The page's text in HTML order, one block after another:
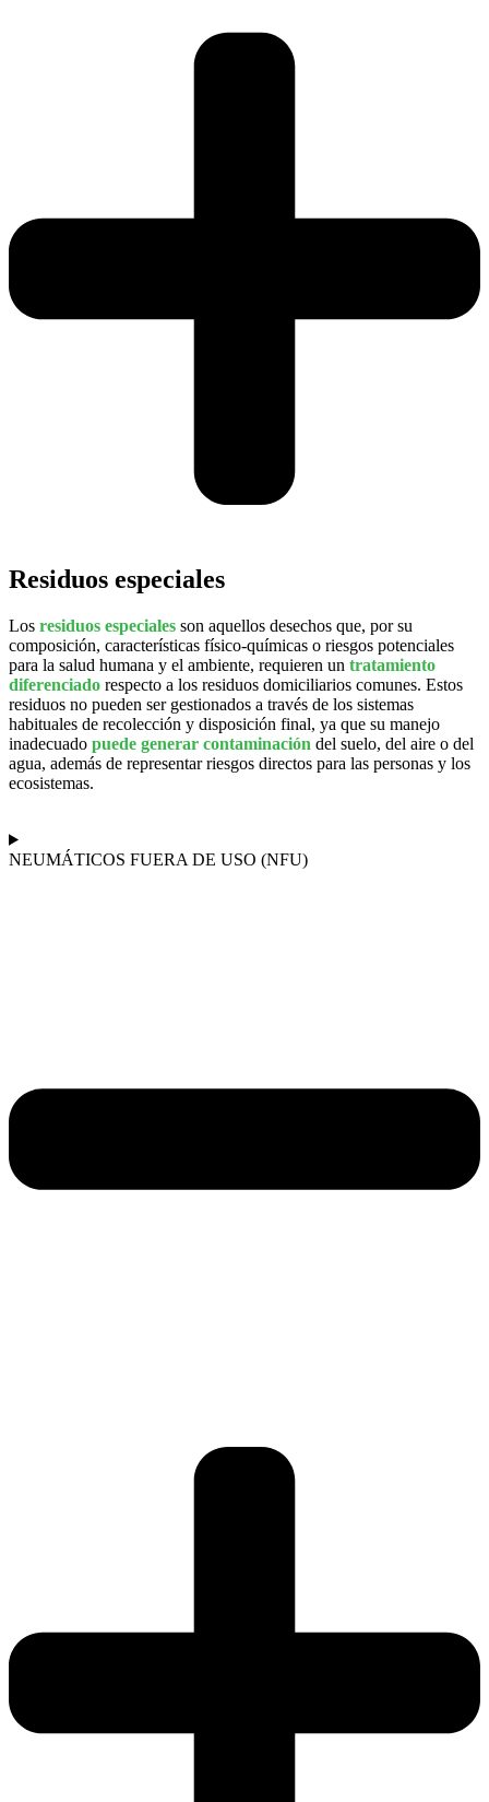
Residuos especiales
Los residuos especiales son aquellos desechos que, por su
composición, características físico-químicas o riesgos potenciales
para la salud humana y el ambiente, requieren un tratamiento
diferenciado respecto a los residuos domiciliarios comunes. Estos
residuos no pueden ser gestionados a través de los sistemas
habituales de recolección y disposición final, ya que su manejo
inadecuado puede generar contaminación del suelo, del aire o del
agua, además de representar riesgos directos para las personas y los
ecosistemas.
NEUMÁTICOS FUERA DE USO (NFU)